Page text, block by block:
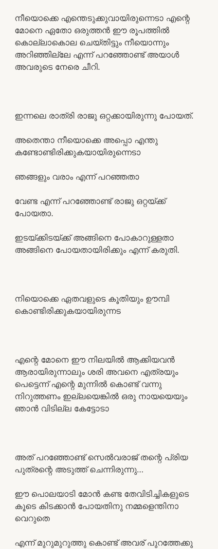
നീയൊക്കെ എന്തെടുക്കുവായിരുന്നെടാ എന്റെ
മോനെ ഏതോ ഒരുത്തൻ ഈ രൂപത്തിൽ
കൊല്ലാകൊല ചെയ്തിട്ടും നീയൊന്നും
അറിഞ്ഞില്ലേ എന്ന് പറഞ്ഞോണ്ട് അയാൾ
അവരുടെ നേരെ ചീറി.
ഇന്നലെ രാത്രി രാജു ഒറ്റക്കായിരുന്നു പോയത്.
അതെന്താ നീയൊക്കെ അപ്പൊ എന്തു
കണ്ടോണ്ടിരിക്കുകയായിരുന്നെടാ
ഞങ്ങളും വരാം എന്ന് പറഞ്ഞതാ
വേണ്ട എന്ന് പറഞ്ഞോണ്ട് രാജു ഒറ്റയ്ക്ക്
പോയതാ.
ഇടയ്ക്കിടയ്ക്ക് അങ്ങിനെ പോകാറുള്ളതാ
അങ്ങിനെ പോയതായിരിക്കും എന്ന് കരുതി.
നിയൊക്കെ ഏതവളുടെ കൂതിയും ഊമ്പി
കൊണ്ടിരിക്കുകയായിരുന്നട
എന്റെ മോനെ ഈ നിലയിൽ ആക്കിയവൻ
ആരായിരുന്നാലും ശരി അവനെ എത്രയും
പെട്ടെന്ന് എന്റെ മുന്നിൽ കൊണ്ട് വന്നു
നിറുത്തണം ഇല്ലയെങ്കിൽ ഒരു നായയെയും
ഞാൻ വിടില്ല കേട്ടോടാ
അത് പറഞ്ഞോണ്ട് സെൽവരാജ് തന്റെ പ്രിയ
പുത്രന്റെ അടുത്ത് ചെന്നിരുന്നു…
ഈ പൊലയാടി മോൻ കണ്ട തേവിടിച്ചികളുടെ
കൂടെ കിടക്കാൻ പോയതിനു നമ്മളെന്തിനാ
വെറുതെ
എന്ന് മുറുമുറുത്തു കൊണ്ട് അവര് പുറത്തേക്കു